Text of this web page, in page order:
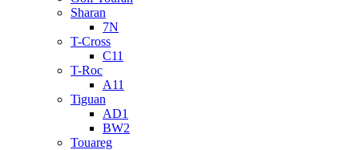
Sharan
7N
T-Cross
C11
T-Roc
A11
Tiguan
AD1
BW2
Touareg